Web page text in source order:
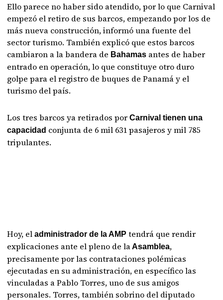
Ello parece no haber sido atendido, por lo que Carnival
empezó el retiro de sus barcos, empezando por los de
más nueva construcción, informó una fuente del
sector turismo. También explicó que estos barcos
cambiaron a la bandera de Bahamas antes de haber
entrado en operación, lo que constituye otro duro
golpe para el registro de buques de Panamá y el
turismo del país.
Los tres barcos ya retirados porCarnival tienen una
capacidad conjunta de 6 mil 631 pasajeros y mil 785
tripulantes.
Hoy, el administrador de la AMP tendrá que rendir
explicaciones ante el pleno de laAsamblea,
precisamente por las contrataciones polémicas
ejecutadas en su administración, en específico las
vinculadas a Pablo Torres, uno de sus amigos
personales. Torres, también sobrino del diputado